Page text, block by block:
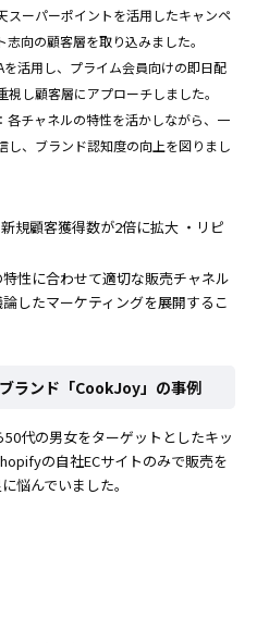
スーパーポイントを活用したキャンペ
向の顧客層を取り込みました。
活用し、プライム会員向けの即日配
し顧客層にアプローチしました。
各チャネルの特性を活かしながら、一
し、ブランド認知度の向上を図りまし
規顧客獲得数が2倍に拡大 ・リピ
性に合わせて適切な販売チャネル
したマーケティングを展開するこ
ランド「CookJoy」の事例
代の男女をターゲットとしたキッ
の自社ECサイトのみで販売を
悩んでいました。